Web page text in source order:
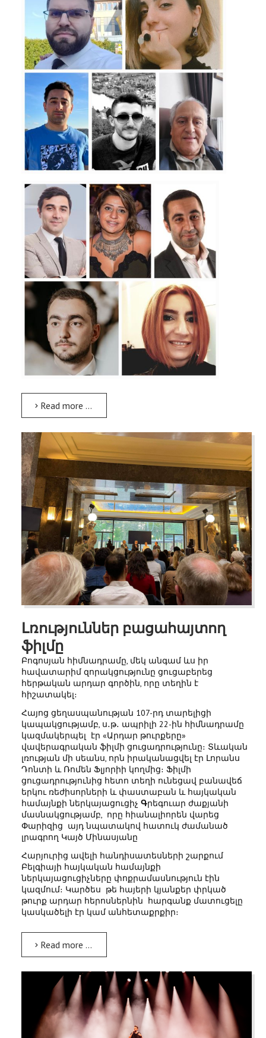
Read more …
Լռություններ բացահայտող
ֆիլմը
Բոգոսյան հիմնադրամը, մեկ անգամ ևս իր
հավատարիմ զորակցությունը ցուցաբերեց
հերթական արդար գործին, որը տեղին է
հիշատակել։
Հայոց ցեղասպանության 107-րդ տարելիցի
կապակցությամբ, ս․թ․ ապրիլի 22-ին հիմնադրամը
կազմակերպել էր «Արդար թուրքերը»
վավերագրական ֆիլմի ցուցադրությունը։ Տևական
լռության մի սեանս, որն իրականացվել էր Լորանս
Դոնտի և Ռոմեն Ֆլյորիի կողմից։ Ֆիլմի
ցուցադրությունից հետո տեղի ունեցավ բանավեճ
երկու ռեժիսորների և փաստաբան և հայկական
համայնքի ներկայացուցիչ Գրեգուար ժաքյանի
մասնակցությամբ, որը հիանալիորեն վարեց
Փարիզից այդ նպատակով հատուկ ժամանած
լրագրող Կայծ Մինասյանը
Հարյուրից ավելի հանդիսատեսների շարքում
Բելգիայի հայկական համայնքի
ներկայացուցիչները փոքրամասնություն էին
կազմում։ Կարծես թե հայերի կյանքեր փրկած
թուրք արդար հերոսներնին հարգանք մատուցելը
կասկածելի էր կամ անհետաքրքիր։
Read more …